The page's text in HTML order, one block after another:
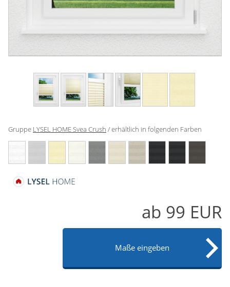
Gardinenstange
Gruppe LYSEL HOME Svea Crush / erhältlich in folgenden Farben
ab 99 EUR
Maße eingeben